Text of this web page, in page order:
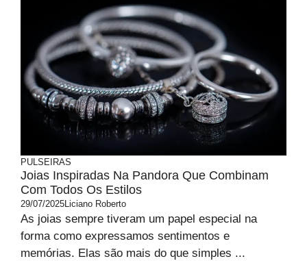
PULSEIRAS
Joias Inspiradas Na Pandora Que Combinam
Com Todos Os Estilos
29/07/2025Liciano Roberto
As joias sempre tiveram um papel especial na
forma como expressamos sentimentos e
memórias. Elas são mais do que simples ...